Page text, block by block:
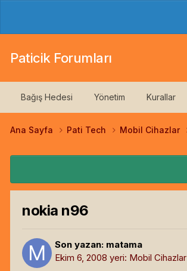
Paticik Forumları
Bağış Hedesi Yönetim Kurallar
Ana Sayfa Pati Tech Mobil Cihazlar
nokia n96
Son yazan: matama
Ekim 6, 2008 yeri: Mobil Cihazlar